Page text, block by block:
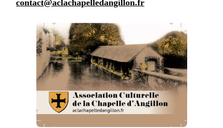
contact@aclachapelledangillon.fr